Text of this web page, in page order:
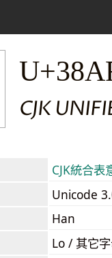
CJK
CJK統合
Unicode
Han
Lo / 其它